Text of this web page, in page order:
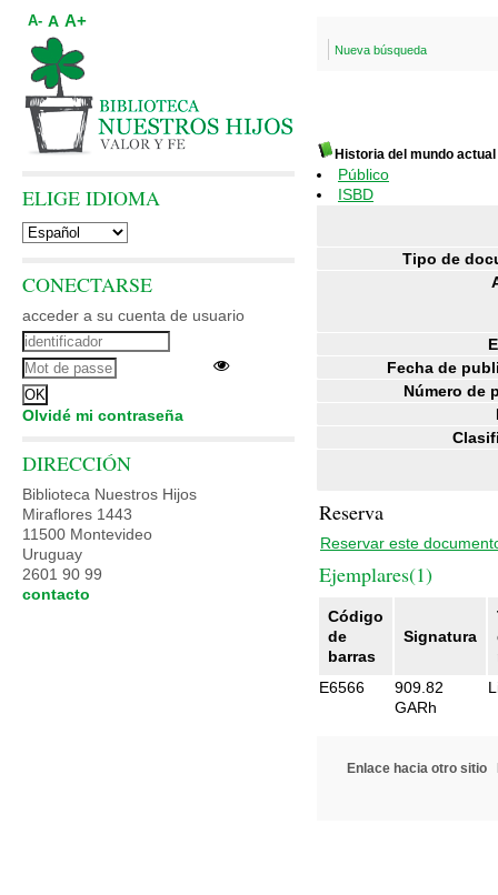
Nueva búsqueda
Historia del mundo actual
Público
ISBD
Tipo de
Fecha de
Número de
Reserva
Reservar este
Ejemplares(1)
Código
de
barras
Signatura
E6566
909.82
GARh
Enlace hacia otro sitio
A- A A+
ELIGE IDIOMA
CONECTARSE
acceder a su cuenta de usuario
Olvidé mi contraseña
DIRECCIÓN
Biblioteca Nuestros Hijos
Miraflores 1443
11500 Montevideo
Uruguay
2601 90 99
contacto